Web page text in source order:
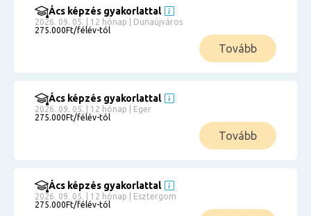
Ács képzés gyakorlattal
2026. 09. 05. | 12 hónap | Dunaújváros
275.000Ft/félév-tól
Tovább
Ács képzés gyakorlattal
2026. 09. 05. | 12 hónap | Eger
275.000Ft/félév-tól
Tovább
Ács képzés gyakorlattal
2026. 09. 05. | 12 hónap | Esztergom
275.000Ft/félév-tól